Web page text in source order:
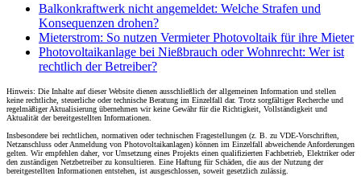
Balkonkraftwerk nicht angemeldet: Welche Strafen und
Konsequenzen drohen?
Mieterstrom: So nutzen Vermieter Photovoltaik für ihre Mieter
Photovoltaikanlage bei Nießbrauch oder Wohnrecht: Wer ist
rechtlich der Betreiber?
Hinweis: Die Inhalte auf dieser Website dienen ausschließlich der allgemeinen Information und stellen
keine rechtliche, steuerliche oder technische Beratung im Einzelfall dar. Trotz sorgfältiger Recherche und
regelmäßiger Aktualisierung übernehmen wir keine Gewähr für die Richtigkeit, Vollständigkeit und
Aktualität der bereitgestellten Informationen.
Insbesondere bei rechtlichen, normativen oder technischen Fragestellungen (z. B. zu VDE-Vorschriften,
Netzanschluss oder Anmeldung von Photovoltaikanlagen) können im Einzelfall abweichende Anforderungen
gelten. Wir empfehlen daher, vor Umsetzung eines Projekts einen qualifizierten Fachbetrieb, Elektriker oder
den zuständigen Netzbetreiber zu konsultieren. Eine Haftung für Schäden, die aus der Nutzung der
bereitgestellten Informationen entstehen, ist ausgeschlossen, soweit gesetzlich zulässig.